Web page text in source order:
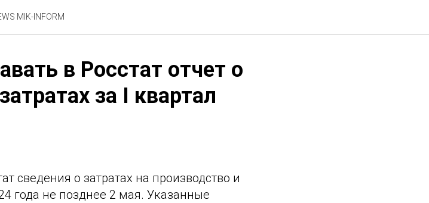
MIK-INFORM
в Росстат отчет о
за I квартал
сведения о затратах на производство и
года не позднее 2 мая. Указанные